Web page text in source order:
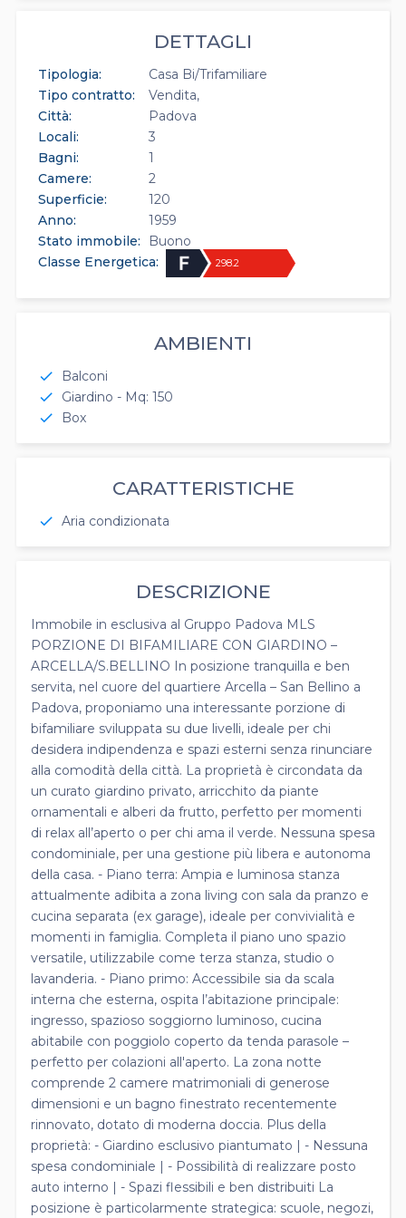
DETTAGLI
Tipologia:
Casa Bi/Trifamiliare
Tipo contratto:
Vendita
Città:
Padova
Locali:
3
Bagni:
1
Camere:
2
Superficie:
120
Anno:
1959
Stato immobile:
Buono
Classe Energetica:
298.2
AMBIENTI
check
Balconi
check
Giardino - Mq: 150
check
Box
CARATTERISTICHE
check Aria condizionata
DESCRIZIONE
Immobile in esclusiva al Gruppo Padova MLS
PORZIONE DI BIFAMILIARE CON GIARDINO –
ARCELLA/S.BELLINO In posizione tranquilla e ben
servita, nel cuore del quartiere Arcella – San Bellino a
Padova, proponiamo una interessante porzione di
bifamiliare sviluppata su due livelli, ideale per chi
desidera indipendenza e spazi esterni senza rinunciare
alla comodità della città. La proprietà è circondata da
un curato giardino privato, arricchito da piante
ornamentali e alberi da frutto, perfetto per momenti
di relax all’aperto o per chi ama il verde. Nessuna spesa
condominiale, per una gestione più libera e autonoma
della casa. - Piano terra: Ampia e luminosa stanza
attualmente adibita a zona living con sala da pranzo e
cucina separata (ex garage), ideale per convivialità e
momenti in famiglia. Completa il piano uno spazio
versatile, utilizzabile come terza stanza, studio o
lavanderia. - Piano primo: Accessibile sia da scala
interna che esterna, ospita l’abitazione principale:
ingresso, spazioso soggiorno luminoso, cucina
abitabile con poggiolo coperto da tenda parasole –
perfetto per colazioni all'aperto. La zona notte
comprende 2 camere matrimoniali di generose
dimensioni e un bagno finestrato recentemente
rinnovato, dotato di moderna doccia. Plus della
proprietà: - Giardino esclusivo piantumato | - Nessuna
spesa condominiale | - Possibilità di realizzare posto
auto interno | - Spazi flessibili e ben distribuiti La
posizione è particolarmente strategica: scuole, negozi,